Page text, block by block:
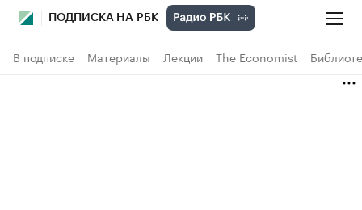
ПОДПИСКА НА РБК
В подписке Материалы Лекции The Economist